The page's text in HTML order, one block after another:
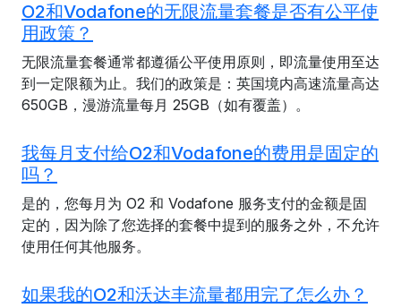
O2和Vodafone的无限流量套餐是否有公平使
用政策？
无限流量套餐通常都遵循公平使用原则，即流量使用至达
到一定限额为止。我们的政策是：英国境内高速流量高达
650GB，漫游流量每月 25GB（如有覆盖）。
我每月支付给O2和Vodafone的费用是固定的
吗？
是的，您每月为 O2 和 Vodafone 服务支付的金额是固
定的，因为除了您选择的套餐中提到的服务之外，不允许
使用任何其他服务。
如果我的O2和沃达丰流量都用完了怎么办？